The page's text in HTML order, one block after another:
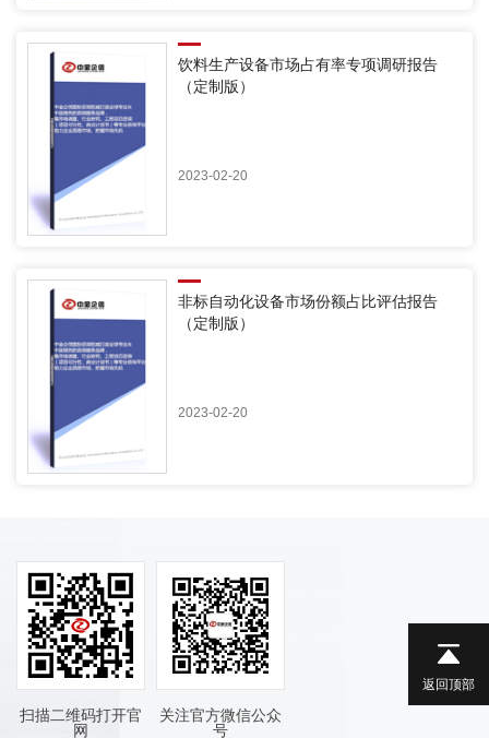
饮料生产设备市场占有率专项调研报告
（定制版）
2023-02-20
非标自动化设备市场份额占比评估报告
（定制版）
2023-02-20
扫描二维码打开官
网
关注官方微信公众
号
返回顶部